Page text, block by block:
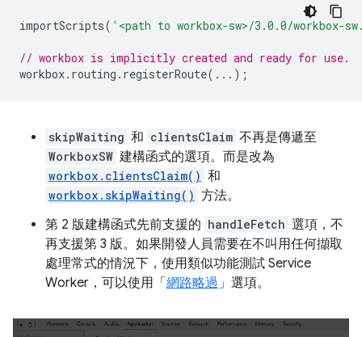
importScripts( '<path to workbox-sw>/3.0.0/workbox-
// workbox is implicitly created and ready for use.
workbox. routing . registerRoute(...);
skipWaiting 和 clientsClaim 不再是傳遞至
WorkboxSW 建構函式的選項。而是改為
workbox.clientsClaim() 和
workbox.skipWaiting() 方法。
第 2 版建構函式先前支援的 handleFetch 選項，不
再支援第 3 版。如果開發人員需要在不叫用任何擷取
處理常式的情況下，使用類似功能測試 Service
Worker，可以使用「網路略過 」選項。